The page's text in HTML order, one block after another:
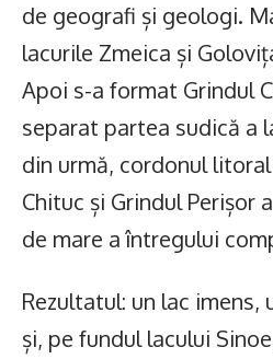
de geografi și geologi.
lacurile Zmeica și
Apoi s-a format Grindul
separat partea sudică a
din urmă, cordonul
Chituc și Grindul Perișor
de mare a întregului
Rezultatul: un lac imens,
și, pe fundul lacului